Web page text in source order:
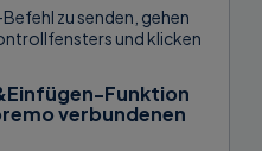
Befehl zu senden, gehen
und klicken
Funktion
verbundenen